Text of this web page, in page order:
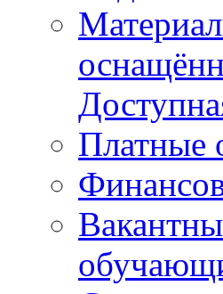
Платные